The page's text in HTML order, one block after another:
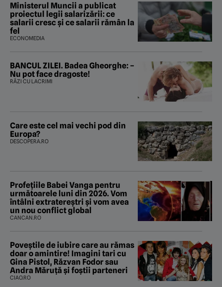
Ministerul Muncii a publicat
proiectul legii salarizării: ce
salarii cresc și ce salarii rămân la
fel
ECONOMEDIA
BANCUL ZILEI. Badea Gheorghe: –
Nu pot face dragoste!
RÂZI CU LACRIMI
Care este cel mai vechi pod din
Europa?
DESCOPERA.RO
Profețiile Babei Vanga pentru
următoarele luni din 2026. Vom
întâlni extratereștri și vom avea
un nou conflict global
CANCAN.RO
Poveştile de iubire care au rămas
doar o amintire! Imagini tari cu
Gina Pistol, Răzvan Fodor sau
Andra Măruţă şi foştii parteneri
CIAO.RO